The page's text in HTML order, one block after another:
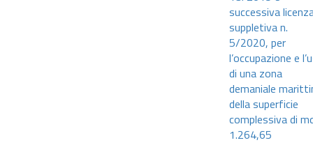
successiva
suppletiva n.
5/2020, per
l’occupazione e
di una zona
demaniale
della superficie
complessiva di
1.264,65